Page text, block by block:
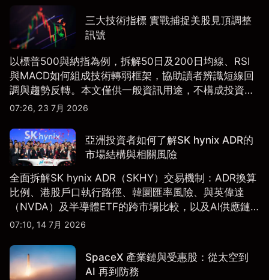
三大技術指標 實戰捕捉美股見頂調整
訊號
以標普500與納指為例，拆解50日及200日均線、RSI
與MACD如何組成技術轉弱框架，協助讀者辨識短線回
調與趨勢反轉。本文僅供一般資訊用途，不構成投資研
究、投資建議或任何交易推薦。
07:26, 23 7月 2026
亞洲投資者如何了解SK hynix ADR的
市場結構與相關風險
全面拆解SK hynix ADR（SKHY）交易機制：ADR換算
比例、港股戶口執行路徑、韓圜匯率風險、與英偉達
（NVDA）及半導體ETF的跨市場比較，以及AI供應鏈
配置框架，適合香港及亞洲投資者參考。
07:10, 14 7月 2026
SpaceX 產業鏈與受惠股：從太空到
AI 再到防務